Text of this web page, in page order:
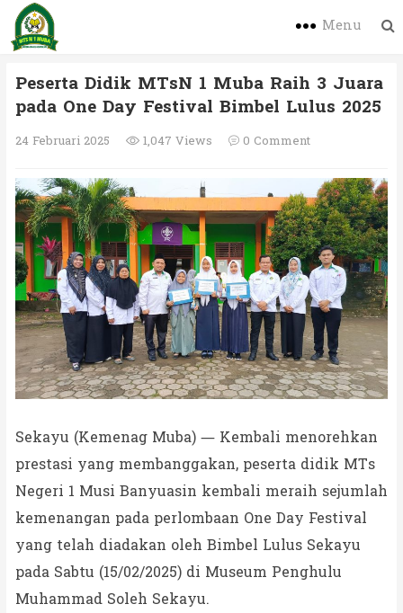
Menu
Peserta Didik MTsN 1 Muba Raih 3 Juara
pada One Day Festival Bimbel Lulus 2025
24 Februari 2025 1,047 Views 0 Comment
Sekayu (Kemenag Muba) — Kembali menorehkan
prestasi yang membanggakan, peserta didik MTs
Negeri 1 Musi Banyuasin kembali meraih sejumlah
kemenangan pada perlombaan One Day Festival
yang telah diadakan oleh Bimbel Lulus Sekayu
pada Sabtu (15/02/2025) di Museum Penghulu
Muhammad Soleh Sekayu.